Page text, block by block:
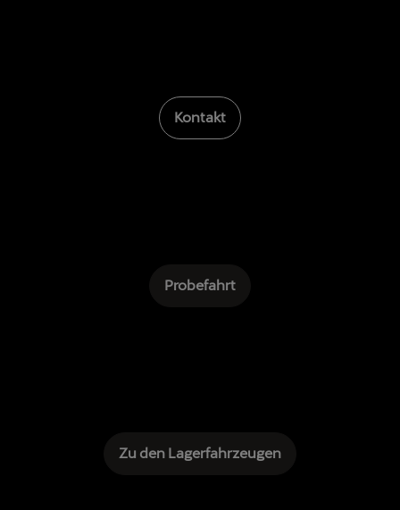
Kontakt
Probefahrt
Zu den Lagerfahrzeugen